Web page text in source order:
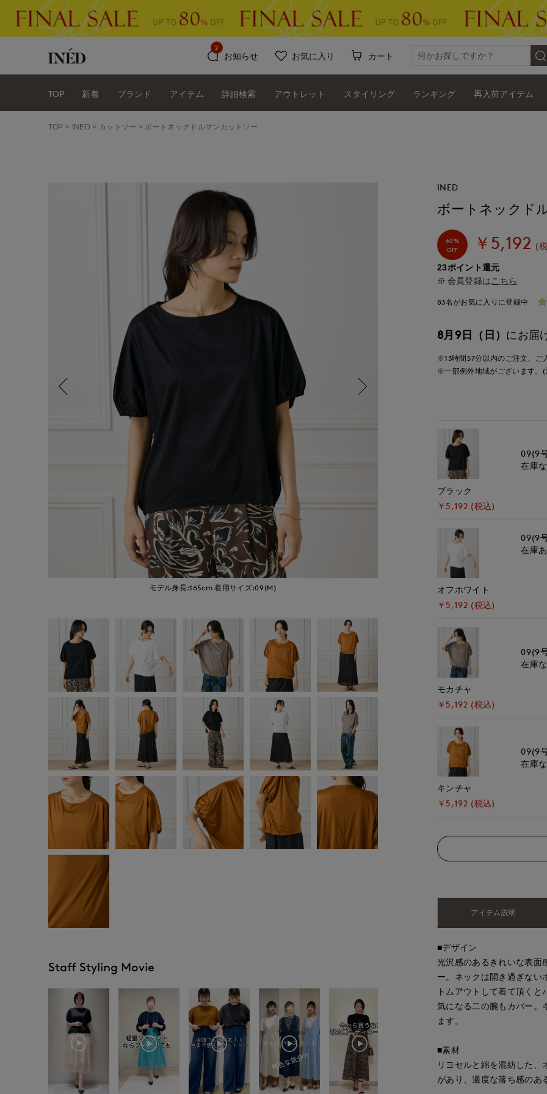
お知らせ
2
お気に入り カート
TOP 新着 ブランド アイテム 詳細検索 アウトレット スタイリング ランキング 再入荷アイテム
TOP INED カットソー ボートネックドルマンカットソー
モデル身長:165cm 着用サイズ:09(M) モデル身長:165cm
Staff Styling Movie
INED
ボートネックド
60%
OFF
￥5,192 (
23ポイント還元
会員登録は こちら
83名がお気に入りに登録中
8月9日（日） にお届
※13時間 57分以内のご注文、ご
※一部例外地域がございます。(
ブラック
￥5,192 (税込)
09(9
在庫
オフホワイト
￥5,192 (税込)
09(9
在庫
モカチャ
￥5,192 (税込)
09(9
在庫
キンチャ
￥5,192 (税込)
09(9
在庫
アイテム説明
■デザイン
光沢感のあるきれいな表面
ー。ネックは開き過ぎない
トムアウトして着て頂く
気になる二の腕もカバー。
ます。
■素材
リヨセルと綿を混紡した
があり、適度な落ち感のあ